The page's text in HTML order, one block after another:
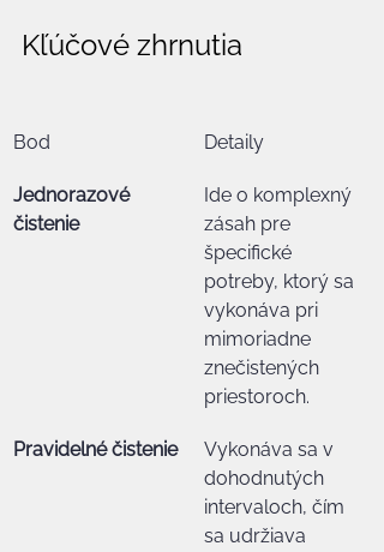
Kľúčové zhrnutia
Bod Detaily
Jednorazové
čistenie
Ide o komplexný
zásah pre
špecifické
potreby, ktorý sa
vykonáva pri
mimoriadne
znečistených
priestoroch.
Pravidelné čistenie
Vykonáva sa v
dohodnutých
intervaloch, čím
sa udržiava